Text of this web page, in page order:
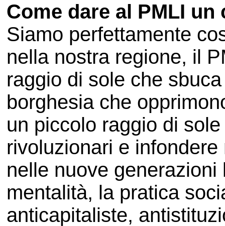
Come dare al PMLI
Siamo perfettamente
nella nostra regione, il
raggio di sole che
borghesia che
un piccolo raggio di
rivoluzionari e
nelle nuove
mentalità, la pratica
anticapitaliste,